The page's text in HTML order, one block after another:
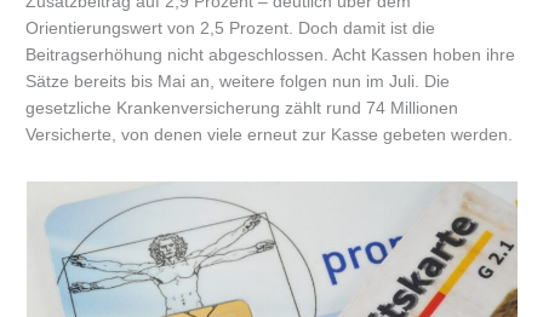
Orientierungswert von 2,5 Prozent. Doch damit ist die
Beitragserhöhung nicht abgeschlossen. Acht Kassen hoben ihre
Sätze bereits bis Mai an, weitere folgen nun im Juli. Die
gesetzliche Krankenversicherung zählt rund 74 Millionen
Versicherte, von denen viele erneut zur Kasse gebeten werden.